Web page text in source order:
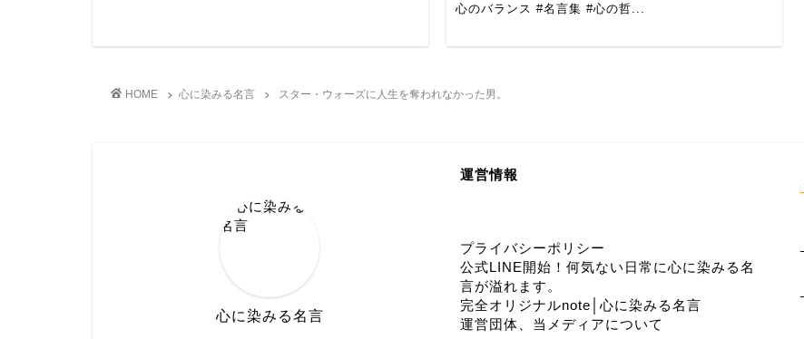
心のバランス #名言集 #心の哲...
HOME 心に染みる名言 スター・ウォーズに人生を奪われなかった男。
心に染みる名言
運営情報
プライバシーポリシー
公式LINE開始！何気ない日常に心に染みる名
言が溢れます。
完全オリジナルnote│心に染みる名言
運営団体、当メディアについて